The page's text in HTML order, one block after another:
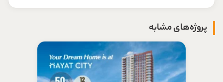
پروژه‌های مشابه